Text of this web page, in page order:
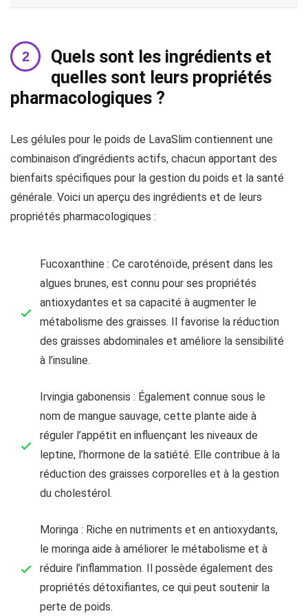
Quels sont les ingrédients et
quelles sont leurs propriétés
pharmacologiques ?
Les gélules pour le poids de LavaSlim contiennent une
combinaison d’ingrédients actifs, chacun apportant des
bienfaits spécifiques pour la gestion du poids et la santé
générale. Voici un aperçu des ingrédients et de leurs
propriétés pharmacologiques :
Fucoxanthine : Ce caroténoïde, présent dans les
algues brunes, est connu pour ses propriétés
antioxydantes et sa capacité à augmenter le
métabolisme des graisses. Il favorise la réduction
des graisses abdominales et améliore la sensibilité
à l’insuline.
Irvingia gabonensis : Également connue sous le
nom de mangue sauvage, cette plante aide à
réguler l’appétit en influençant les niveaux de
leptine, l’hormone de la satiété. Elle contribue à la
réduction des graisses corporelles et à la gestion
du cholestérol.
Moringa : Riche en nutriments et en antioxydants,
le moringa aide à améliorer le métabolisme et à
réduire l’inflammation. Il possède également des
propriétés détoxifiantes, ce qui peut soutenir la
perte de poids.